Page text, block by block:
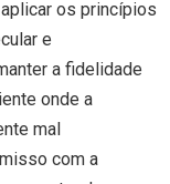
os princípios
e
a fidelidade
onde a
mal
com a